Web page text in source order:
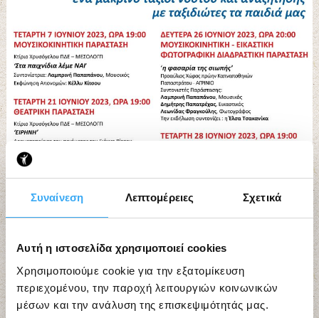
Συναίνεση Λεπτομέρειες Σχετικά
Αυτή η ιστοσελίδα χρησιμοποιεί cookies
Χρησιμοποιούμε cookie για την εξατομίκευση
περιεχομένου, την παροχή λειτουργιών κοινωνικών
μέσων και την ανάλυση της επισκεψιμότητάς μας.